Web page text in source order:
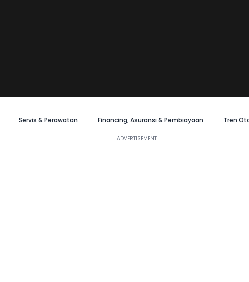
Servis & Perawatan Financing, Asuransi & Pembiayaan Tren